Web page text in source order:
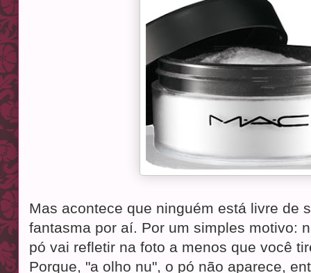
Mas acontece que ninguém está livre de
fantasma por aí. Por um simples motivo:
pó vai refletir na foto a menos que você
Porque, "a olho nu", o pó não aparece,